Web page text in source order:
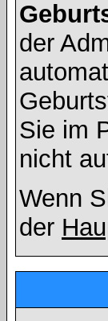
der
Sie im
nicht
Wenn
der